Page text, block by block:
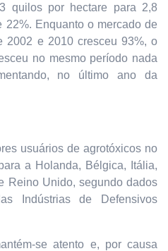
quilos por hectare para 2,8
Enquanto o mercado de
2002 e 2010 cresceu 93%, o
no mesmo período nada
no último ano da
usuários de agrotóxicos no
a Holanda, Bélgica, Itália,
Reino Unido, segundo dados
Indústrias de Defensivos
se atento e, por causa